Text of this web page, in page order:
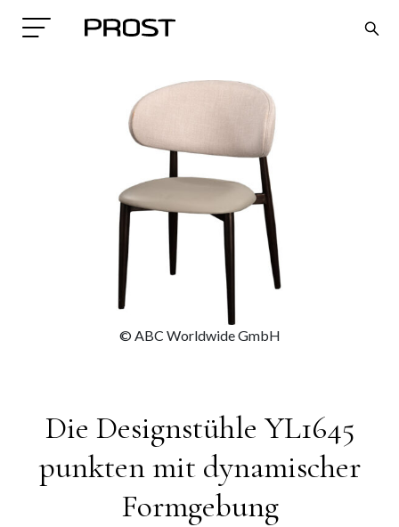
© ABC Worldwide GmbH
Die Designstühle YL1645
punkten mit dynamischer
Formgebung